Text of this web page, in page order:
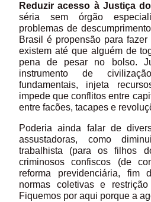
Reduzir acesso à Justiça
séria sem órgão
problemas de
Brasil é propensão para
existem até que alguém de
pena de pesar no bolso.
instrumento de
fundamentais, injeta
impede que conflitos entre
entre facões, tacapes e
Poderia ainda falar de
assustadoras, como
trabalhista (para os filhos
criminosos confiscos (de
reforma previdenciária, fim
normas coletivas e
Fiquemos por aqui porque a